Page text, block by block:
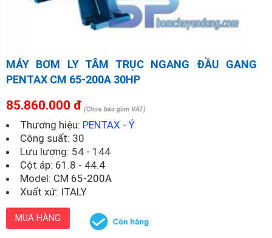
MÁY BƠM LY TÂM TRỤC NGANG ĐẦU GANG
PENTAX CM 65-200A 30HP
85.860.000 đ (Chưa bao gồm VAT)
Thương hiệu: PENTAX - Ý
Công suất: 30
Lưu lượng: 54 - 144
Cột áp: 61.8 - 44.4
Model: CM 65-200A
Xuất xứ: ITALY
MUA HÀNG